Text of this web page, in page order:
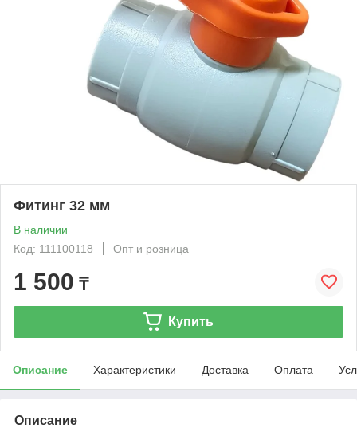
Фитинг 32 мм
В наличии
Код: 111100118
Опт и розница
1 500 ₸
Купить
Описание Характеристики Доставка Оплата
Описание